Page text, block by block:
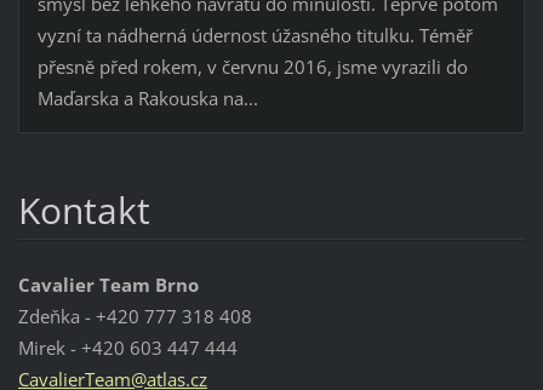
vyzní ta nádherná údernost úžasného titulku. Téměř
přesně před rokem, v červnu 2016, jsme vyrazili do
Maďarska a Rakouska na...
Kontakt
Cavalier Team Brno
Zdeňka - +420 777 318 408
Mirek - +420 603 447 444
CavalierTeam@atlas.cz